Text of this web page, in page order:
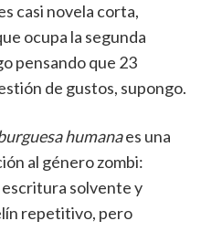
casi novela corta,
ocupa la segunda
pensando que 23
de gustos, supongo.
humanaes una
al género zombi:
solvente y
repetitivo, pero